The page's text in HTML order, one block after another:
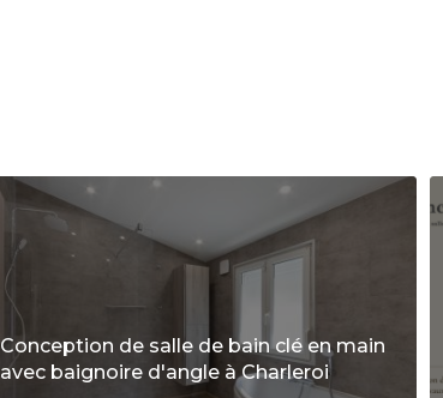
Conception de salle de bain clé en main
avec baignoire d'angle à Charleroi